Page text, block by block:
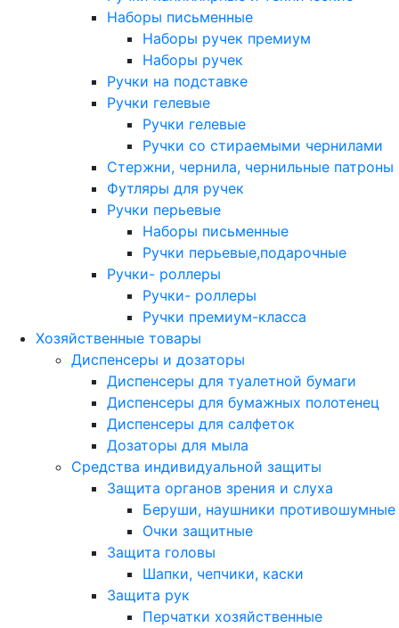
Наборы письменные
Наборы ручек премиум
Наборы ручек
Ручки на подставке
Ручки гелевые
Ручки гелевые
Ручки со стираемыми чернилами
Стержни, чернила, чернильные патроны
Футляры для ручек
Ручки перьевые
Наборы письменные
Ручки перьевые,подарочные
Ручки- роллеры
Ручки- роллеры
Ручки премиум-класса
Хозяйственные товары
Диспенсеры и дозаторы
Диспенсеры для туалетной бумаги
Диспенсеры для бумажных полотенец
Диспенсеры для салфеток
Дозаторы для мыла
Средства индивидуальной защиты
Защита органов зрения и слуха
Беруши, наушники противошумные
Очки защитные
Защита головы
Шапки, чепчики, каски
Защита рук
Перчатки хозяйственные